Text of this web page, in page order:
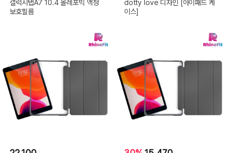
갤럭시탭A7 10.4 올레포빅 액정
보호필름
dotty love 디자인 [아이패드 케
이스]